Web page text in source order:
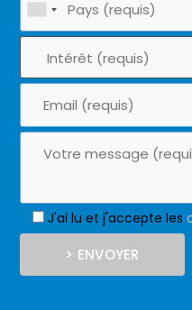
J'ai lu et j'accepte les